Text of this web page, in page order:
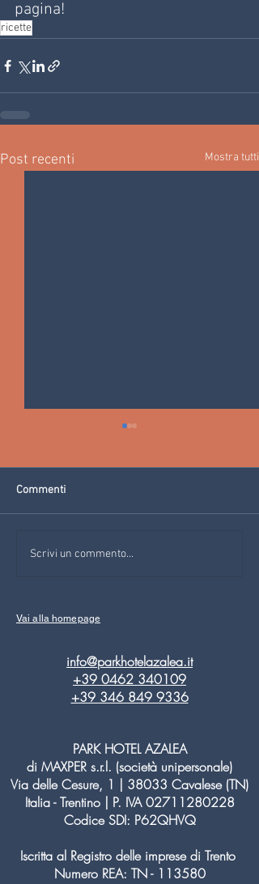
pagina!
ricette
Post recenti Mostra tutti
I'LL NEVER CAN SAY
FIEMME
Commenti
Scrivi un commento...
Vai alla homepage
info@parkhotelazalea.it
+39 0462 340109
+39 346 849 9336
PARK HOTEL AZALEA
di MAXPER s.r.l. (società unipersonale)
Via delle Cesure, 1 | 38033 Cavalese (TN)
Italia - Trentino | P. IVA02711280228
Codice SDI: P62QHVQ
Iscritta al Registro delle imprese di Trento
Numero REA: TN - 113580